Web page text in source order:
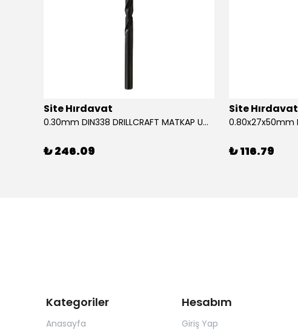
Site Hırdavat
0.30mm DIN338 DRILLCRAFT MATKAP UCU HSS 10 Adet
₺ 246.09
Site Hırdavat
₺ 116.79
Kategoriler
Anasayfa
Hesabım
Giriş Yap